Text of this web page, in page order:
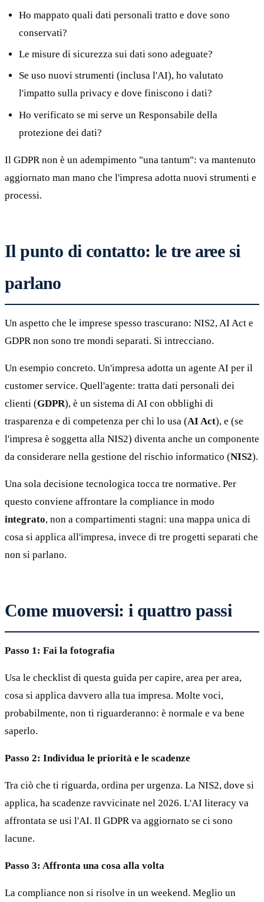
Ho mappato quali dati personali tratto e dove sono
conservati?
Le misure di sicurezza sui dati sono adeguate?
Se uso nuovi strumenti (inclusa l'AI), ho valutato
l'impatto sulla privacy e dove finiscono i dati?
Ho verificato se mi serve un Responsabile della
protezione dei dati?
Il GDPR non è un adempimento "una tantum": va mantenuto
aggiornato man mano che l'impresa adotta nuovi strumenti e
processi.
Il punto di contatto: le tre aree si
parlano
Un aspetto che le imprese spesso trascurano: NIS2, AI Act e
GDPR non sono tre mondi separati. Si intrecciano.
Un esempio concreto. Un'impresa adotta un agente AI per il
customer service. Quell'agente: tratta dati personali dei
clienti (GDPR), è un sistema di AI con obblighi di
trasparenza e di competenza per chi lo usa (AI Act), e (se
l'impresa è soggetta alla NIS2) diventa anche un componente
da considerare nella gestione del rischio informatico (NIS2).
Una sola decisione tecnologica tocca tre normative. Per
questo conviene affrontare la compliance in modo
integrato, non a compartimenti stagni: una mappa unica di
cosa si applica all'impresa, invece di tre progetti separati che
non si parlano.
Come muoversi: i quattro passi
Passo 1: Fai la fotografia
Usa le checklist di questa guida per capire, area per area,
cosa si applica davvero alla tua impresa. Molte voci,
probabilmente, non ti riguarderanno: è normale e va bene
saperlo.
Passo 2: Individua le priorità e le scadenze
Tra ciò che ti riguarda, ordina per urgenza. La NIS2, dove si
applica, ha scadenze ravvicinate nel 2026. L'AI literacy va
affrontata se usi l'AI. Il GDPR va aggiornato se ci sono
lacune.
Passo 3: Affronta una cosa alla volta
La compliance non si risolve in un weekend. Meglio un